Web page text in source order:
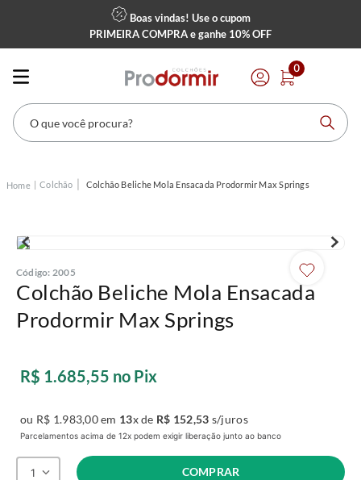
Boas vindas! Use o cupom
PRIMEIRA COMPRAe ganhe 10% OFF
0
O que você procura?
Colchão Colchão Beliche Mola Ensacada Prodormir Max Springs
Código: 2005
Colchão Beliche Mola Ensacada
Prodormir Max Springs
R$ 1.685,55 no Pix
ou R$ 1.983,00em 13x de R$ 152,53 s/juros
Parcelamentos acima de 12x podem exigir liberação junto ao banco
1 COMPRAR